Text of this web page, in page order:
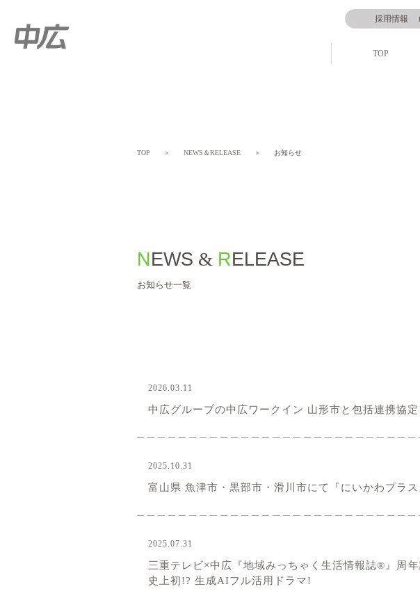
採用情報
TOP
TOP ＞ NEWS＆RELEASE ＞ お知らせ
NEWS & RELEASE
お知らせ一覧
2026.03.11
中広グループの中広ワークイン 山形市と包括連携協
2025.10.31
富山県 魚津市・黒部市・滑川市にて『にいかわプラス
2025.07.31
三重テレビ×中広『地域みっちゃく生活情報誌®』周
史上初!? 生成AIフル活用ドラマ!